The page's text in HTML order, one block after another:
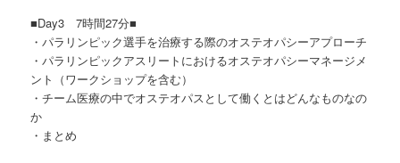
■Day3 7時間27分■
・パラリンピック選手を治療する際のオステオパシーアプローチ
・パラリンピックアスリートにおけるオステオパシーマネージメ
ント（ワークショップを含む）
・チーム医療の中でオステオパスとして働くとはどんなものなの
か
・まとめ